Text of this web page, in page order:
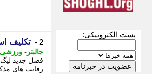
پست الکترونیکی:
2 - تکلیف استقلال 27
جالبتر - ورزشی
فصل جدید لیگ
رقابت های